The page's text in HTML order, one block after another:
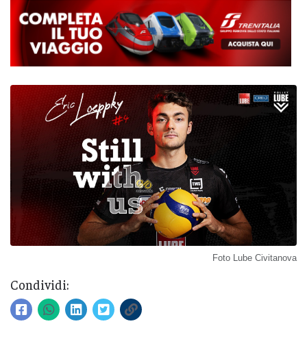
Foto Lube Civitanova
Condividi: